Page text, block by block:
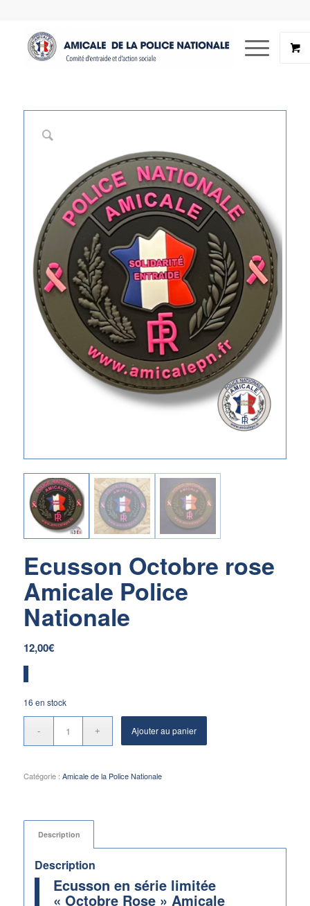
Ecusson Octobre rose
Amicale Police
Nationale
12,00€
16 en stock
Ajouter au panier
Catégorie : Amicale de la Police Nationale
Description
Description
Ecusson en série limitée
« Octobre Rose » Amicale